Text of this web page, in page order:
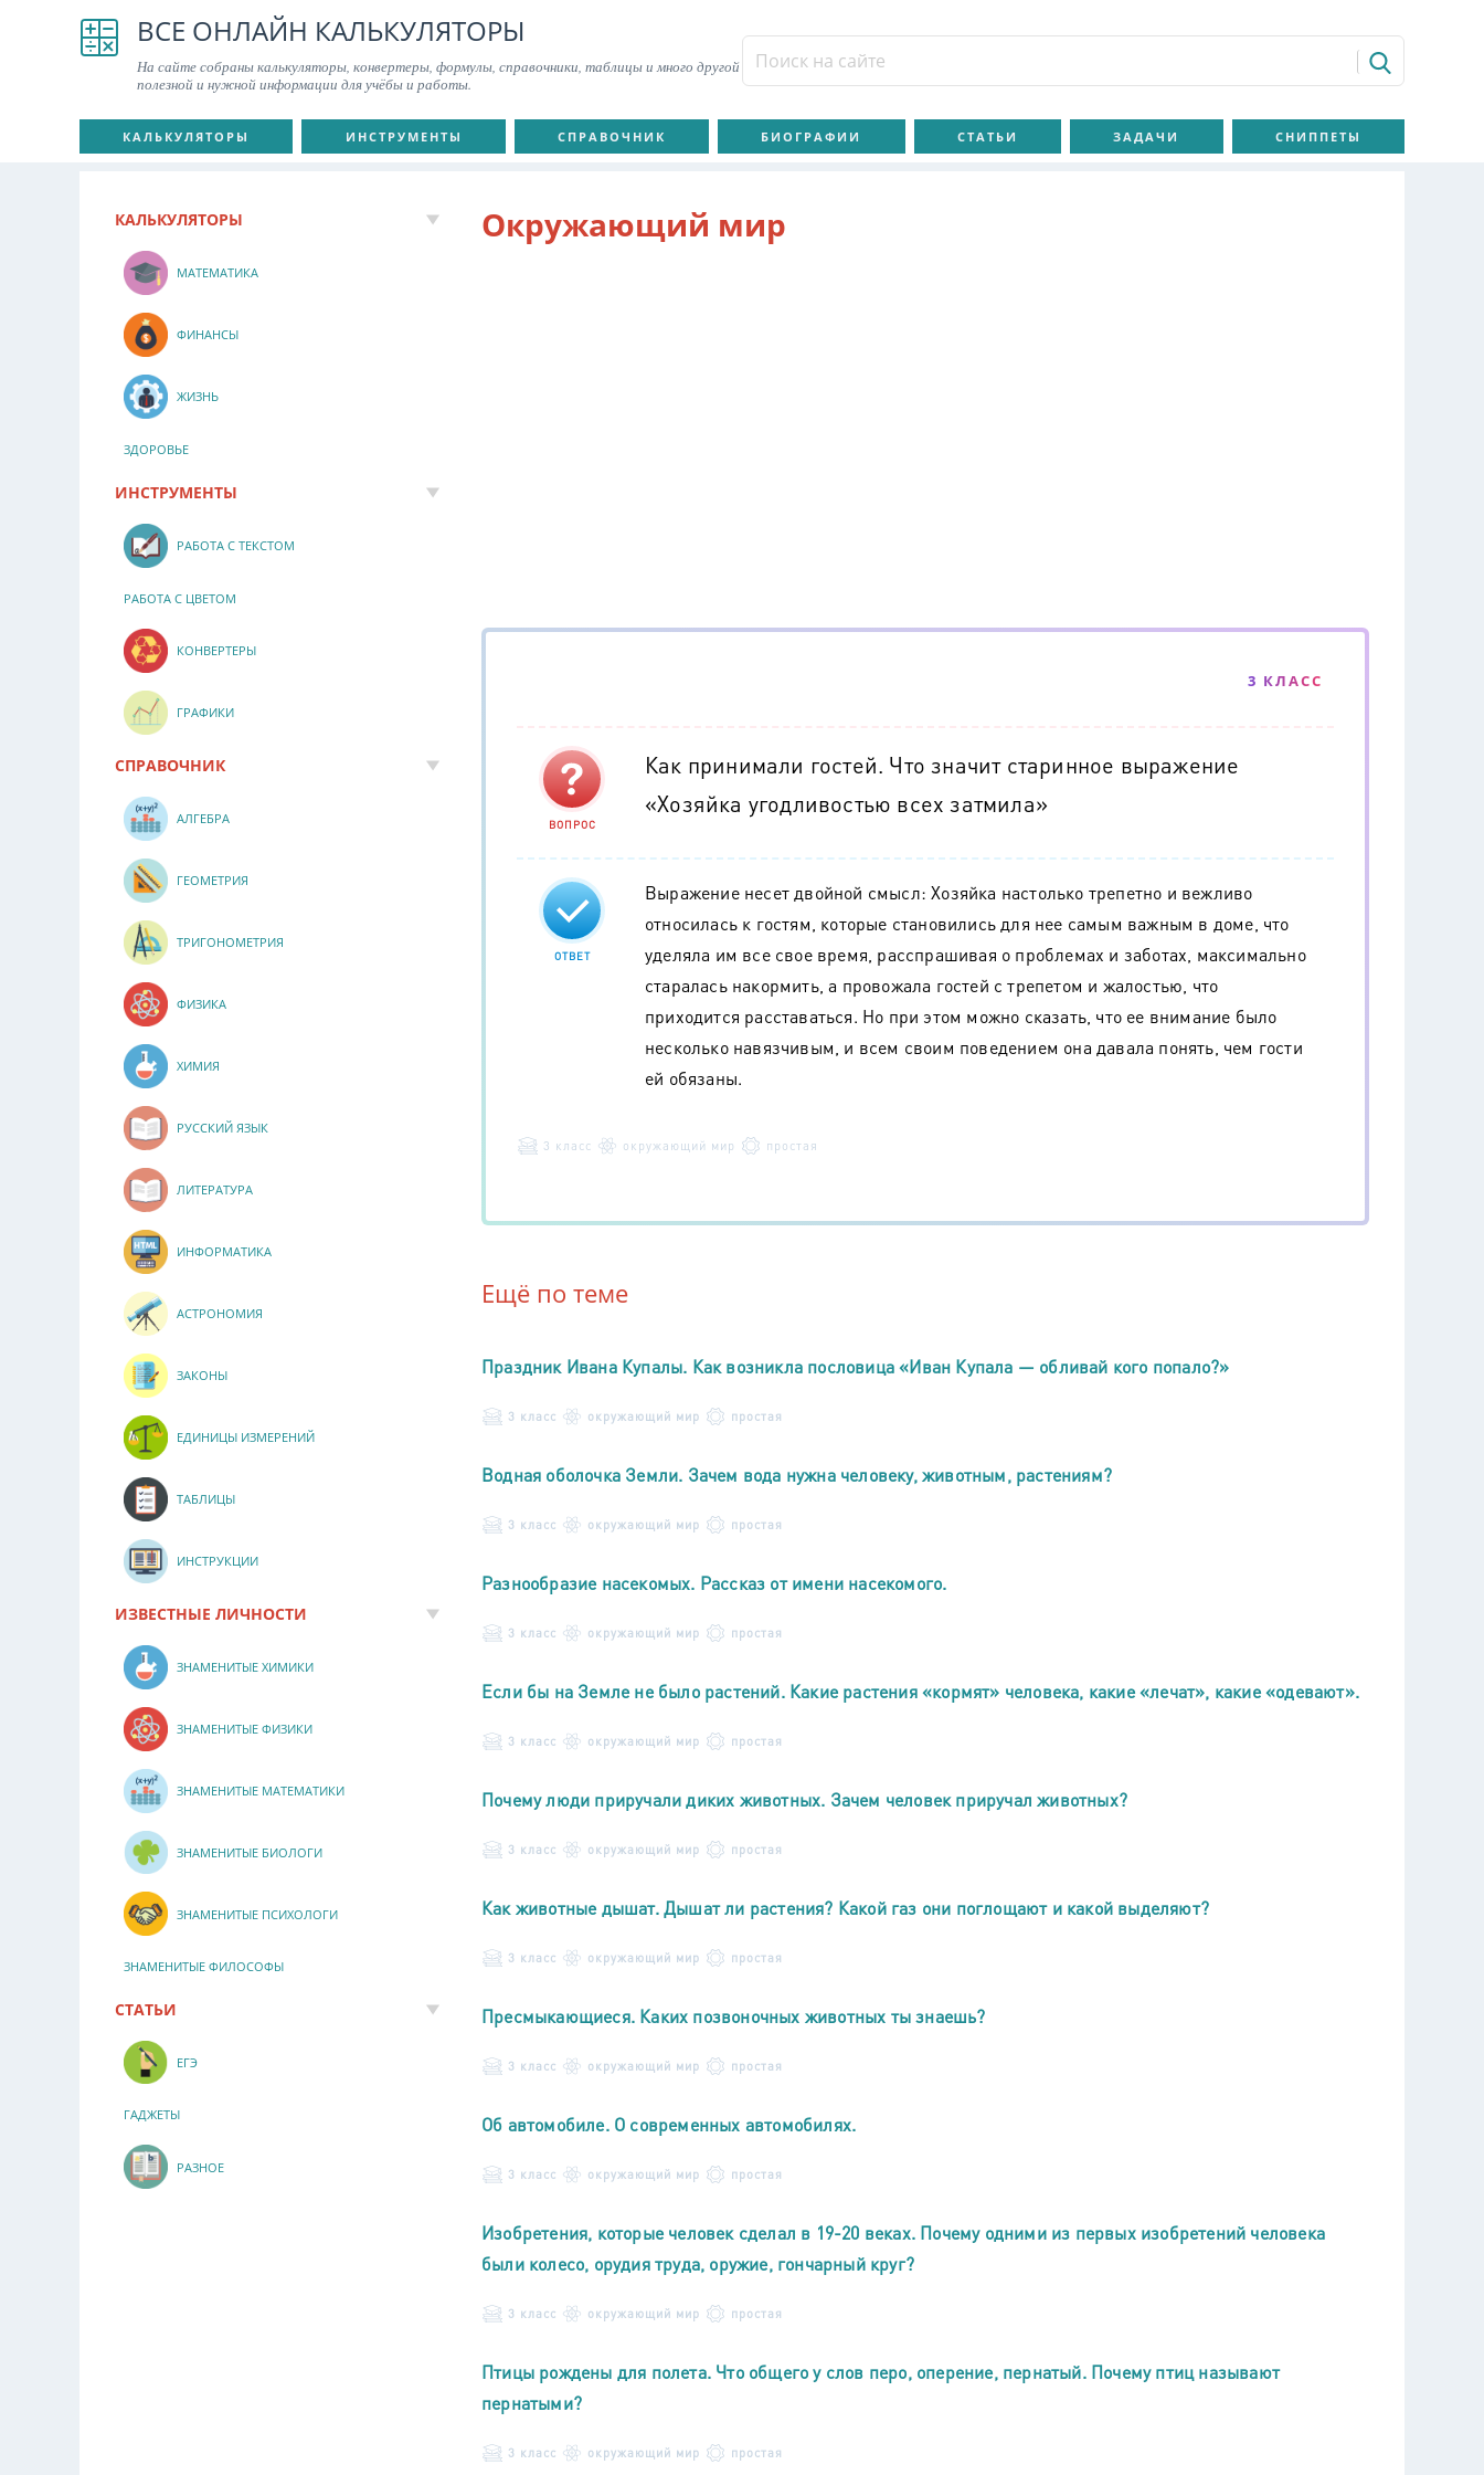
ВСЕ ОНЛАЙН КАЛЬКУЛЯТОРЫ
На сайте собраны калькуляторы, конвертеры, формулы, справочники, таблицы и много другой
полезной и нужной информации для учёбы и работы.
КАЛЬКУЛЯТОРЫ ИНСТРУМЕНТЫ СПРАВОЧНИК БИОГРАФИИ СТАТЬИ ЗАДАЧИ СНИППЕТЫ
Окружающий мир
3 КЛАСС
ВОПРОС
Как принимали гостей. Что значит старинное выражение
«Хозяйка угодливостью всех затмила»
ОТВЕТ
Выражение несет двойной смысл: Хозяйка настолько трепетно и вежливо
относилась к гостям, которые становились для нее самым важным в доме, что
уделяла им все свое время, расспрашивая о проблемах и заботах, максимально
старалась накормить, а провожала гостей с трепетом и жалостью, что
приходится расставаться. Но при этом можно сказать, что ее внимание было
несколько навязчивым, и всем своим поведением она давала понять, чем гости
ей обязаны.
3 класс окружающий мир простая
Ещё по теме
Праздник Ивана Купалы. Как возникла пословица «Иван Купала — обливай кого попало?»
3 класс окружающий мир простая
Водная оболочка Земли. Зачем вода нужна человеку, животным, растениям?
3 класс окружающий мир простая
Разнообразие насекомых. Рассказ от имени насекомого.
3 класс окружающий мир простая
Если бы на Земле не было растений. Какие растения «кормят» человека, какие «лечат», какие «одевают».
3 класс окружающий мир простая
Почему люди приручали диких животных. Зачем человек приручал животных?
3 класс окружающий мир простая
Как животные дышат. Дышат ли растения? Какой газ они поглощают и какой выделяют?
3 класс окружающий мир простая
Пресмыкающиеся. Каких позвоночных животных ты знаешь?
3 класс окружающий мир простая
Об автомобиле. О современных автомобилях.
3 класс окружающий мир простая
Изобретения, которые человек сделал в 19-20 веках. Почему одними из первых изобретений человека
были колесо, орудия труда, оружие, гончарный круг?
3 класс окружающий мир простая
Птицы рождены для полета. Что общего у слов перо, оперение, пернатый. Почему птиц называют
пернатыми?
3 класс окружающий мир простая
КАЛЬКУЛЯТОРЫ
МАТЕМАТИКА
ФИНАНСЫ
ЖИЗНЬ
ЗДОРОВЬЕ
ИНСТРУМЕНТЫ
РАБОТА С ТЕКСТОМ
РАБОТА С ЦВЕТОМ
КОНВЕРТЕРЫ
ГРАФИКИ
СПРАВОЧНИК
АЛГЕБРА
ГЕОМЕТРИЯ
ТРИГОНОМЕТРИЯ
ФИЗИКА
ХИМИЯ
РУССКИЙ ЯЗЫК
ЛИТЕРАТУРА
ИНФОРМАТИКА
АСТРОНОМИЯ
ЗАКОНЫ
ЕДИНИЦЫ ИЗМЕРЕНИЙ
ТАБЛИЦЫ
ИНСТРУКЦИИ
ИЗВЕСТНЫЕ ЛИЧНОСТИ
ЗНАМЕНИТЫЕ ХИМИКИ
ЗНАМЕНИТЫЕ ФИЗИКИ
ЗНАМЕНИТЫЕ МАТЕМАТИКИ
ЗНАМЕНИТЫЕ БИОЛОГИ
ЗНАМЕНИТЫЕ ПСИХОЛОГИ
ЗНАМЕНИТЫЕ ФИЛОСОФЫ
СТАТЬИ
ЕГЭ
ГАДЖЕТЫ
РАЗНОЕ